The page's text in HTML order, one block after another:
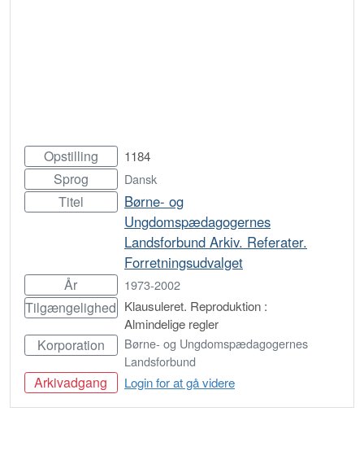
Opstilling 1184
Sprog Dansk
Titel
Børne- og
Ungdomspædagogernes
Landsforbund Arkiv. Referater.
Forretningsudvalget
År 1973-2002
Tilgængelighed Klausuleret. Reproduktion :
Almindelige regler
Korporation
Børne- og Ungdomspædagogernes
Landsforbund
Arkivadgang Login for at gå videre
Bestil